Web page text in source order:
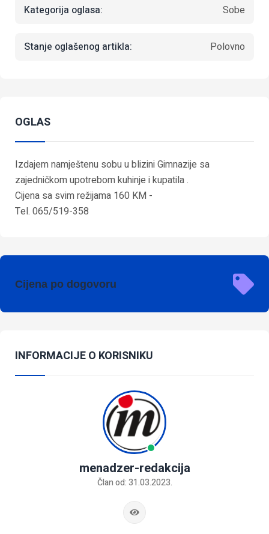
Kategorija oglasa: Sobe
Stanje oglašenog artikla: Polovno
OGLAS
Izdajem namještenu sobu u blizini Gimnazije sa
zajedničkom upotrebom kuhinje i kupatila .
Cijena sa svim režijama 160 KM -
Tel. 065/519-358
Cijena po dogovoru
INFORMACIJE O KORISNIKU
menadzer-redakcija
Član od: 31.03.2023.